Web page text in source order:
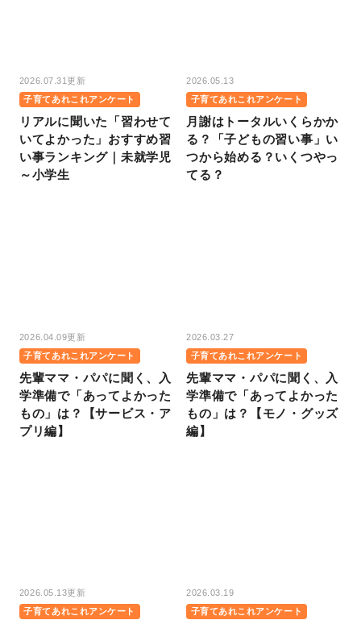
2026.07.31更新
子育てあれこれアンケート
リアルに聞いた「習わせて
いてよかった」おすすめ習
い事ランキング｜未就学児
～小学生
2026.05.13
子育てあれこれアンケート
月謝はトータルいくらかか
る？「子どもの習い事」い
つから始める？いくつやっ
てる？
2026.04.09更新
子育てあれこれアンケート
先輩ママ・パパに聞く、入
学準備で「あってよかった
もの」は？【サービス・ア
プリ編】
2026.03.27
子育てあれこれアンケート
先輩ママ・パパに聞く、入
学準備で「あってよかった
もの」は？【モノ・グッズ
編】
2026.05.13更新
子育てあれこれアンケート
2026.03.19
子育てあれこれアンケート